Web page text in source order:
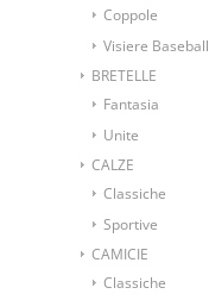
Coppole
Visiere Baseball
BRETELLE
Fantasia
Unite
CALZE
Classiche
Sportive
CAMICIE
Classiche